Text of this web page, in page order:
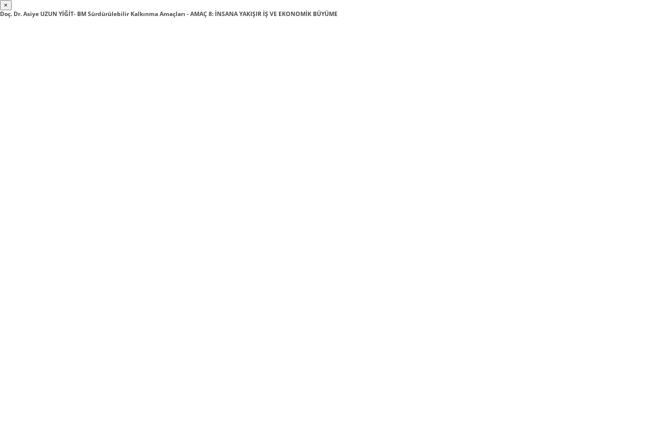
×
Doç. Dr. Asiye UZUN YİĞİT- BM Sürdürülebilir Kalkınma Amaçları - AMAÇ 8: İNSANA YAKIŞIR İŞ VE EKONOMİK BÜYÜME